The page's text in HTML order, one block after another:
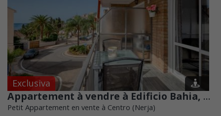
Exclusiva
Appartement à vendre à Edificio Bahia, à côté de l&#39;Hôtel Parador à Nerja
Petit Appartement en vente à Centro (Nerja)